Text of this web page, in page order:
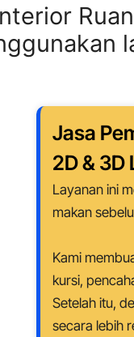
Jasa
2D & 3D
Layanan ini
makan
Kami
kursi,
Setelah itu,
secara lebih